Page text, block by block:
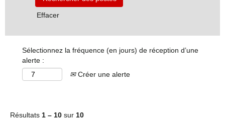
Effacer
Sélectionnez la fréquence (en jours) de réception d’une
alerte :
Créer une alerte
Résultats 1 – 10 sur 10